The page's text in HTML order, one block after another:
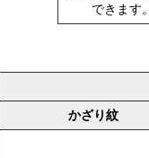
できます
かざり紋